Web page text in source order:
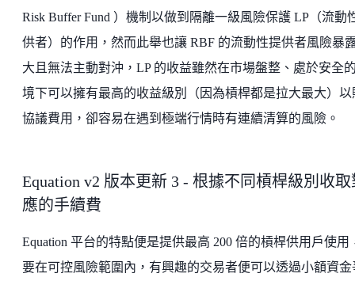
Risk Buffer Fund ）機制以做到隔離一級風險保護 LP（流動
供者）的作用，然而此舉也讓 RBF 的流動性提供者風險暴
大且無法主動對沖，LP 的收益雖然在市場盤整、處於安全
境下可以擁有最高的收益級別（因為槓桿都是拉大最大）以
協議費用，卻容易在遇到極端行情時有連續清算的風險。
Equation v2 版本更新 3 - 根據不同槓桿級別收取
應的手續費
Equation 平台的特點便是提供最高 200 倍的槓桿供用戶使用
要在可控風險範圍內，有興趣的交易者便可以透過小額資金